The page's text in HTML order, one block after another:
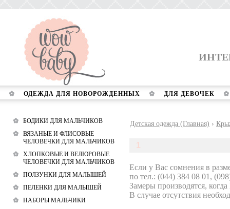
ОДЕЖДА ДЛЯ НОВОРОЖДЕННЫХ ДЛЯ ДЕВОЧЕК
Детская одежда (Главная) ›
1
Если у Вас сомнения в
по тел.: (044) 384 08 01,
Замеры производятся,
В случае отсутствия
БОДИКИ ДЛЯ МАЛЬЧИКОВ
ВЯЗАНЫЕ И ФЛИСОВЫЕ
ЧЕЛОВЕЧКИ ДЛЯ МАЛЬЧИКОВ
ХЛОПКОВЫЕ И ВЕЛЮРОВЫЕ
ЧЕЛОВЕЧКИ ДЛЯ МАЛЬЧИКОВ
ПОЛЗУНКИ ДЛЯ МАЛЫШЕЙ
ПЕЛЕНКИ ДЛЯ МАЛЫШЕЙ
НАБОРЫ МАЛЬЧИКИ